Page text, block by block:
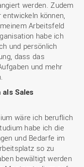
werden. Zudem
können,
Arbeitsfeld
habe ich
und persönlich
dass das
und mehr
als Sales
wäre ich beruflich
habe ich die
und Bedarfe im
so zu
bewältigt werden